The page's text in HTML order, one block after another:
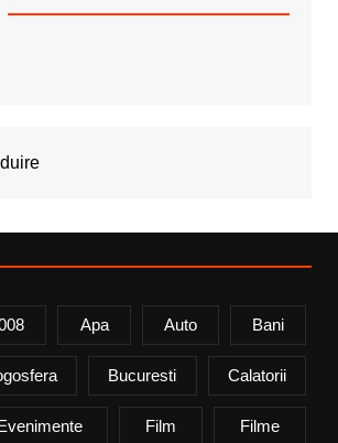
Apa Auto Bani
Bucuresti Calatorii
Film Filme